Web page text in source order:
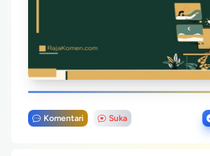
Komentari Suka